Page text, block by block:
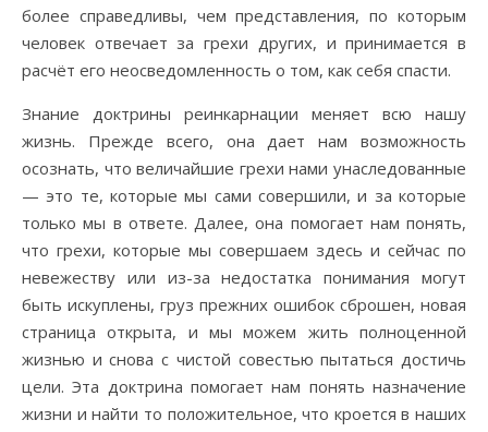
более справедливы, чем представления, по которым
человек отвечает за грехи других, и принимается в
расчёт его неосведомленность о том, как себя спасти.
Знание доктрины реинкарнации меняет всю нашу
жизнь. Прежде всего, она дает нам возможность
осознать, что величайшие грехи нами унаследованные
— это те, которые мы сами совершили, и за которые
только мы в ответе. Далее, она помогает нам понять,
что грехи, которые мы совершаем здесь и сейчас по
невежеству или из-за недостатка понимания могут
быть искуплены, груз прежних ошибок сброшен, новая
страница открыта, и мы можем жить полноценной
жизнью и снова с чистой совестью пытаться достичь
цели. Эта доктрина помогает нам понять назначение
жизни и найти то положительное, что кроется в наших